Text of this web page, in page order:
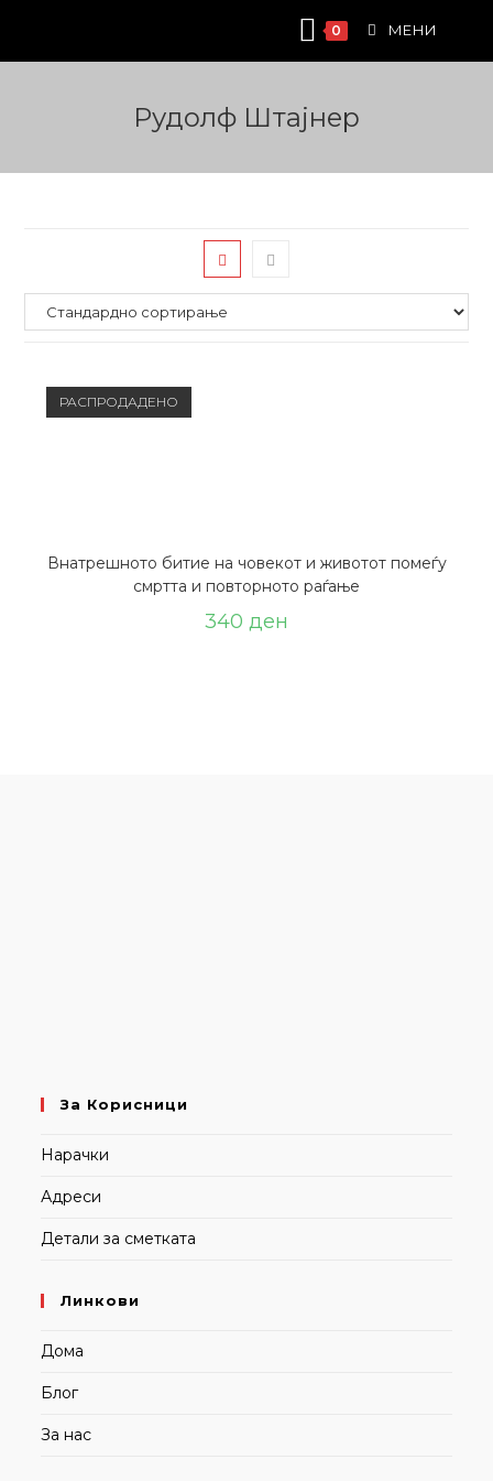
content
0 МЕНИ
Рудолф Штајнер
РАСПРОДАДЕНО
Внатрешното битие на човекот и животот помеѓу
смртта и повторното раѓање
340 ден
За Корисници
Нарачки
Адреси
Детали за сметката
Линкови
Дома
Блог
За нас